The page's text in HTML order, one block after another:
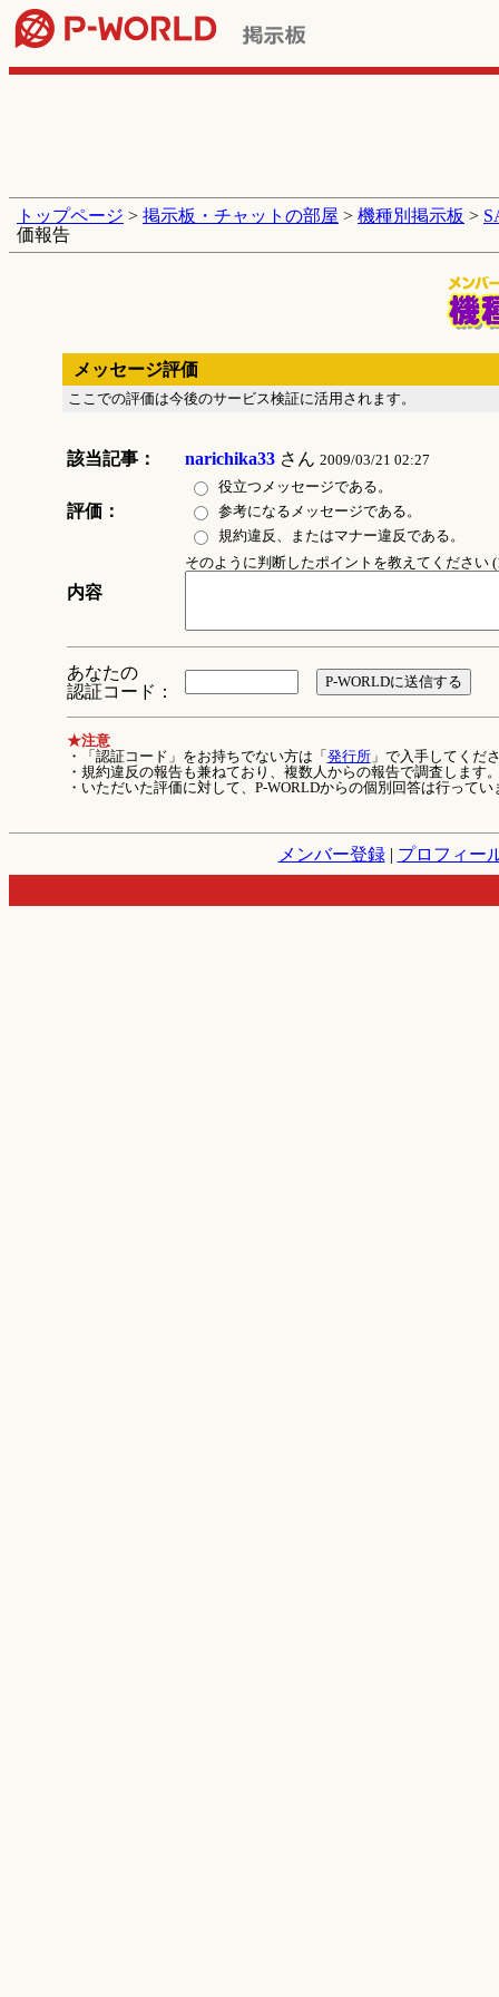
トップページ > 掲示板・チャットの部屋 > 機種別掲示板 >
価報告
メッセージ評価
ここでの評価は今後のサービス検証に活用されます。
該当記事： narichika33さん 2009/03/21 02:27
評価：
役立つメッセージである。
参考になるメッセージである。
規約違反、またはマナー違反である。
内容
そのように判断したポイントを教えてください
あなたの
認証コード：
★注意
・「認証コード」をお持ちでない方は「 発行所」で入手してくだ
・規約違反の報告も兼ねており、複数人からの報告で調査します
・いただいた評価に対して、P-WORLDからの個別回答は行ってい
メンバー登録| プロフィー